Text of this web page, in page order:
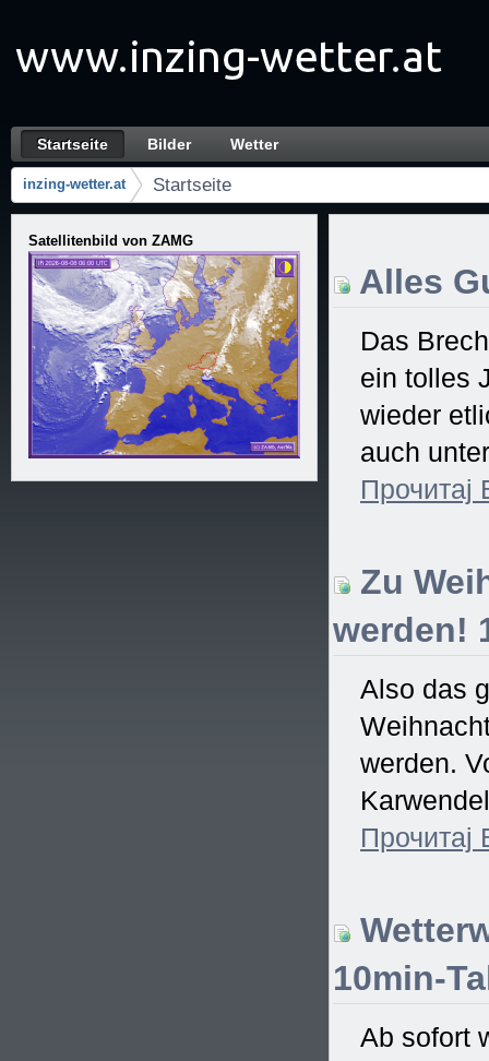
Startseite
Навигација
Startseite Bilder Wetter
Презле
inzing-wetter.at Startseite
Satellitenbild von ZAMG
Alles
Das
ein tolles
wieder
auch
Zu
werden!
Also das
werden.
10min-
Ab sofort